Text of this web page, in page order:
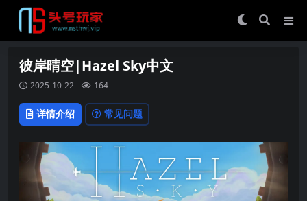
彼岸晴空|Hazel Sky中文
2025-10-22 164
详情介绍 常见问题